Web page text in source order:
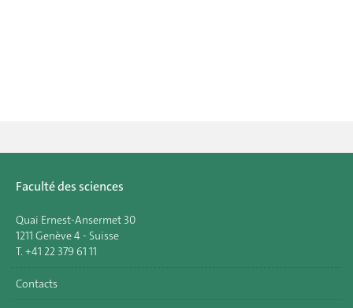
Faculté des sciences
Quai Ernest-Ansermet 30
1211 Genève 4 - Suisse
T. +41 22 379 61 11
Contacts